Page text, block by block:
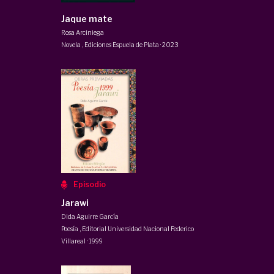
Jaque mate
Rosa Arciniega
Novela
Ediciones Espuela de Plata ·2023
Episodio
Jarawi
Dida Aguirre García
Poesía
Editorial Universidad Nacional Federico
Villareal ·1999